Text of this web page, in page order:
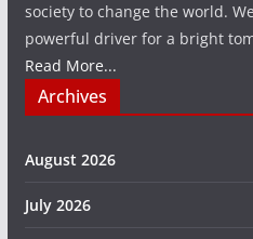
society to change the world.
powerful driver for a bright
Read More...
Archives
August 2026
July 2026